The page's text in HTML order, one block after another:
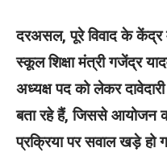
दरअसल, पूरे विवाद के
स्कूल शिक्षा मंत्री गजेंद्र
अध्यक्ष पद को लेकर
बता रहे हैं, जिससे आयोजन
प्रक्रिया पर सवाल खड़े हो